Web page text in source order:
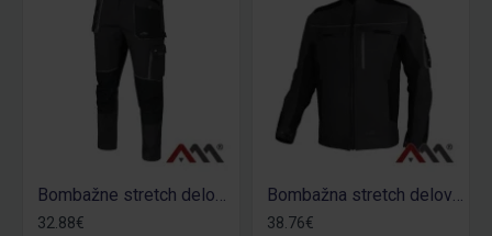
Bombažne stretch delovne hlače Classic 100 Stretch
32.88€
Bombažna stretch delovna jakna Classic 100 Stretch Slim
38.76€